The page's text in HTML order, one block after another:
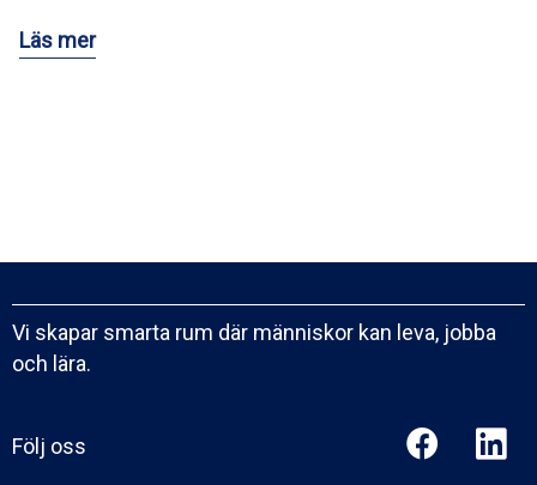
Läs mer
Vi skapar smarta rum där människor kan leva, jobba
och lära.
Följ oss